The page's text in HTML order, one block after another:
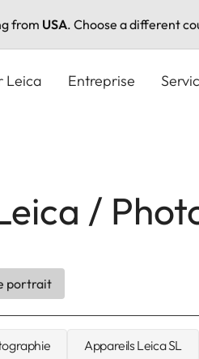
from USA. Choose a different
Leica Entreprise
/
portrait
Appareils Leica SL